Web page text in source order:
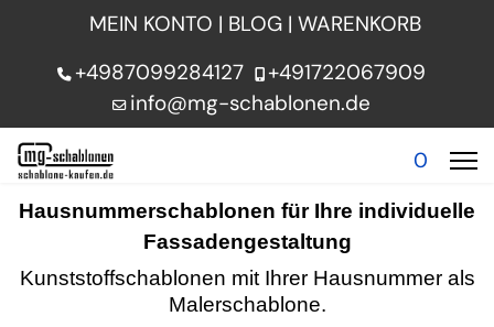
MEIN KONTO | BLOG | WARENKORB
+4987099284127
+491722067909
info@mg-schablonen.de
0
Hausnummerschablonen für Ihre individuelle
Fassadengestaltung
Kunststoffschablonen mit Ihrer Hausnummer als
Malerschablone.